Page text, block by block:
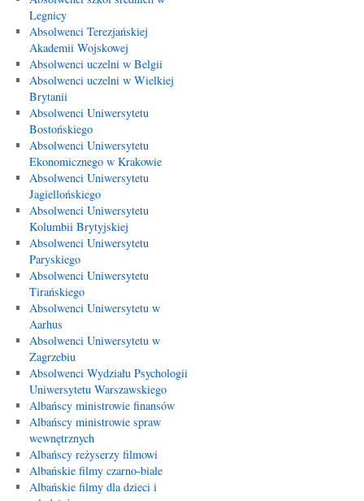
Legnicy
Absolwenci Terezjańskiej
Akademii Wojskowej
Absolwenci uczelni w Belgii
Absolwenci uczelni w Wielkiej
Brytanii
Absolwenci Uniwersytetu
Bostońskiego
Absolwenci Uniwersytetu
Ekonomicznego w Krakowie
Absolwenci Uniwersytetu
Jagiellońskiego
Absolwenci Uniwersytetu
Kolumbii Brytyjskiej
Absolwenci Uniwersytetu
Paryskiego
Absolwenci Uniwersytetu
Tirańskiego
Absolwenci Uniwersytetu w
Aarhus
Absolwenci Uniwersytetu w
Zagrzebiu
Absolwenci Wydziału Psychologii
Uniwersytetu Warszawskiego
Albańscy ministrowie finansów
Albańscy ministrowie spraw
wewnętrznych
Albańscy reżyserzy filmowi
Albańskie filmy czarno-białe
Albańskie filmy dla dzieci i